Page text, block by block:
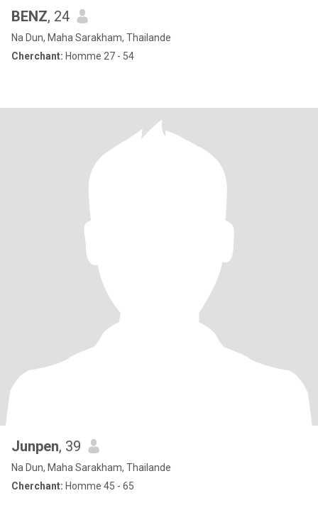
BENZ, 24
Na Dun, Maha Sarakham, Thailande
Cherchant: Homme 27 - 54
Junpen, 39
Na Dun, Maha Sarakham, Thailande
Cherchant: Homme 45 - 65